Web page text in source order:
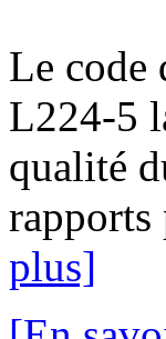
Le code
L224-5
qualité
plus]